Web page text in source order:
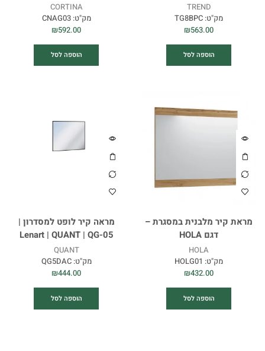
TREND
מק"ט: TG8BPC
₪563.00
הוספה לסל
CORTINA
מק"ט:CNAG03
₪592.00
הוספה לסל
מראת קיר מלבנית במסגרת –
דגם HOLA
HOLA
מק"ט: HOLG01
₪432.00
הוספה לסל
מראה קיר לופט למסדרון |
Lenart | QUANT | QG-05
QUANT
מק"ט:QG5DAC
₪444.00
הוספה לסל